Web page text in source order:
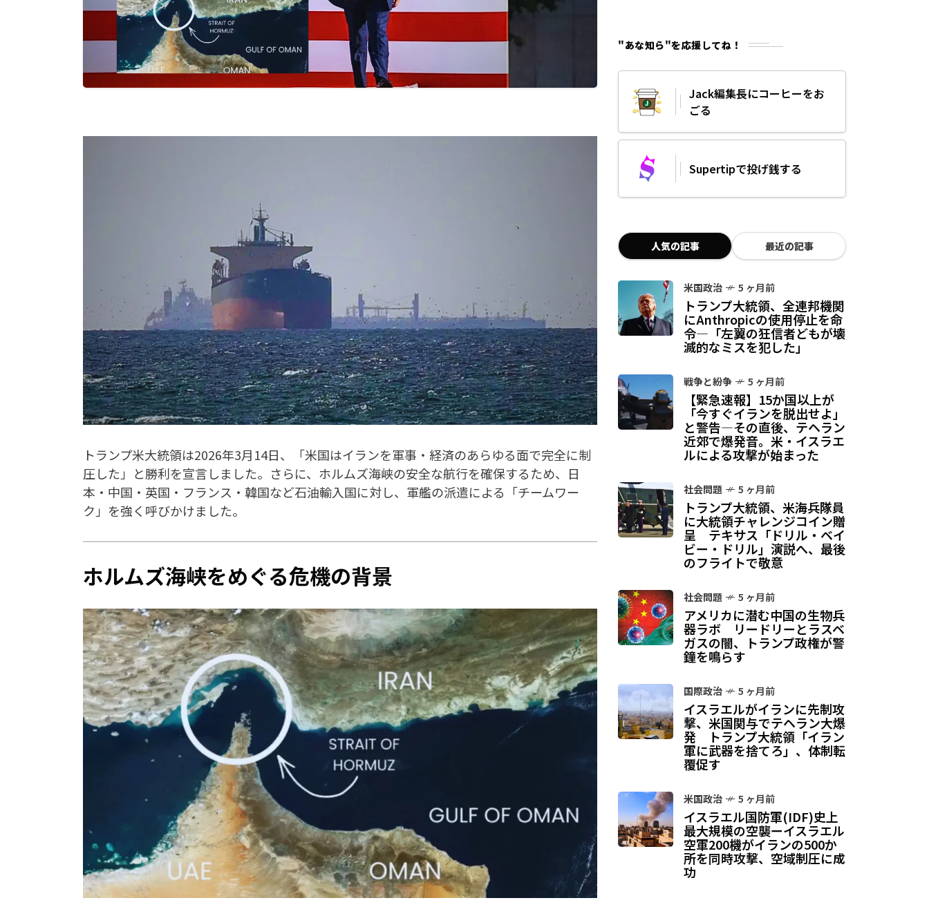
トランプ米大統領は2026年3月14日、「米国はイランを軍事・経済のあらゆる面で完全に制
圧した」と勝利を宣言しました。さらに、ホルムズ海峡の安全な航行を確保するため、日
本・中国・英国・フランス・韓国など石油輸入国に対し、軍艦の派遣による「チームワー
ク」を強く呼びかけました。
ホルムズ海峡をめぐる危機の背景
"あな知ら"を応援してね！
Jack編集長にコーヒーをお
ごる
Supertipで投げ銭する
人気の記事 最近の記事
米国政治 5 ヶ月前
トランプ大統領、全連邦機関
にAnthropicの使用停止を命
令—「左翼の狂信者どもが壊
滅的なミスを犯した」
戦争と紛争 5 ヶ月前
【緊急速報】15か国以上が
「今すぐイランを脱出せよ」
と警告—その直後、テヘラン
近郊で爆発音。米・イスラエ
ルによる攻撃が始まった
社会問題 5 ヶ月前
トランプ大統領、米海兵隊員
に大統領チャレンジコイン贈
呈 テキサス「ドリル・ベイ
ビー・ドリル」演説へ、最後
のフライトで敬意
社会問題 5 ヶ月前
アメリカに潜む中国の生物兵
器ラボ リードリーとラスベ
ガスの闇、トランプ政権が警
鐘を鳴らす
国際政治 5 ヶ月前
イスラエルがイランに先制攻
撃、米国関与でテヘラン大爆
発 トランプ大統領「イラン
軍に武器を捨てろ」、体制転
覆促す
米国政治 5 ヶ月前
イスラエル国防軍(IDF)史上
最大規模の空襲ーイスラエル
空軍200機がイランの500か
所を同時攻撃、空域制圧に成
功